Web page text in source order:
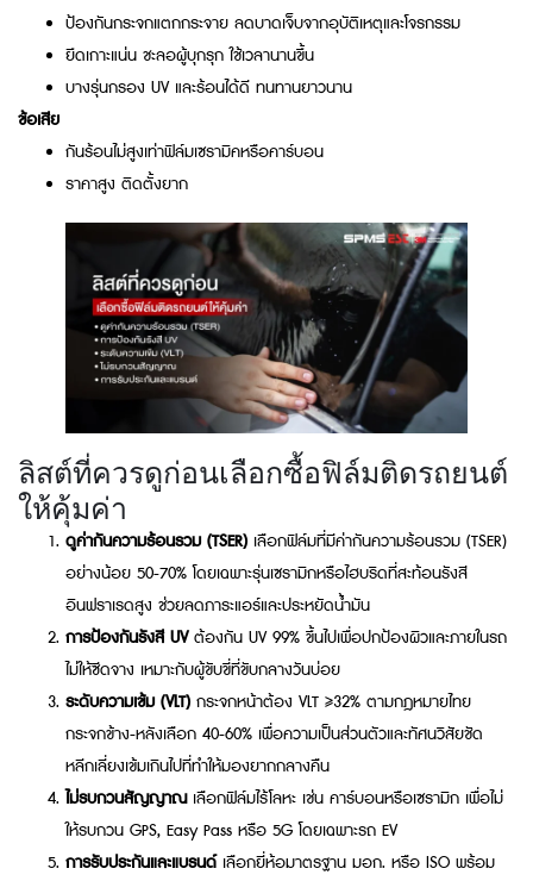
ป้องกันกระจกแตกกระจาย ลดบาดเจ็บจากอุบัติเหตุและโจรกรรม
ยึดเกาะแน่น ชะลอผู้บุกรุก ใช้เวลานานขึ้น
บางรุ่นกรอง UV และร้อนได้ดี ทนทานยาวนาน
ข้อเสีย
กันร้อนไม่สูงเท่าฟิล์มเซรามิคหรือคาร์บอน
ราคาสูง ติดตั้งยาก
ลิสต์ที่ควรดูก่อนเลือกซื้อฟิล์มติดรถยนต์
ให้คุ้มค่า
ดูค่ากันความร้อนรวม (TSER) เลือกฟิล์มที่มีค่ากันความร้อนรวม (TSER)
อย่างน้อย 50-70% โดยเฉพาะรุ่นเซรามิกหรือไฮบริดที่สะท้อนรังสี
อินฟราเรดสูง ช่วยลดภาระแอร์และประหยัดน้ำมัน
การป้องกันรังสี UV ต้องกัน UV 99% ขึ้นไปเพื่อปกป้องผิวและภายในรถ
ไม่ให้ซีดจาง เหมาะกับผู้ขับขี่ที่ขับกลางวันบ่อย
ระดับความเข้ม (VLT) กระจกหน้าต้อง VLT ≥32% ตามกฎหมายไทย
กระจกข้าง-หลังเลือก 40-60% เพื่อความเป็นส่วนตัวและทัศนวิสัยชัด
หลีกเลี่ยงเข้มเกินไปที่ทำให้มองยากกลางคืน
ไม่รบกวนสัญญาณเลือกฟิล์มไร้โลหะ เช่น คาร์บอนหรือเซรามิก เพื่อไม่
ให้รบกวน GPS, Easy Pass หรือ 5G โดยเฉพาะรถ EV
การรับประกันและแบรนด์ เลือกยี่ห้อมาตรฐาน มอก. หรือ ISO พร้อม